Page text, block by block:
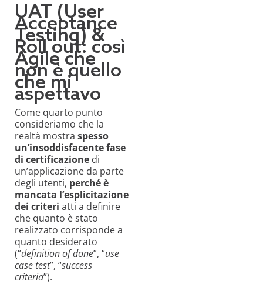
UAT (User
Acceptance
Testing) &
Roll out: così
Agile che
non è quello
che mi
aspettavo
Come quarto punto
consideriamo che la
realtà mostra spesso
un’insoddisfacente fase
di certificazione di
un’applicazione da parte
degli utenti, perché è
mancata l’esplicitazione
dei criteri atti a definire
che quanto è stato
realizzato corrisponde a
quanto desiderato
(“definition of done”, “use
case test”, “success
criteria”).